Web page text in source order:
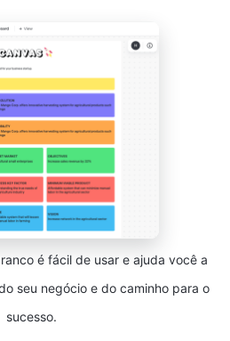
é fácil de usar e ajuda você a
seu negócio e do caminho para o
sucesso.